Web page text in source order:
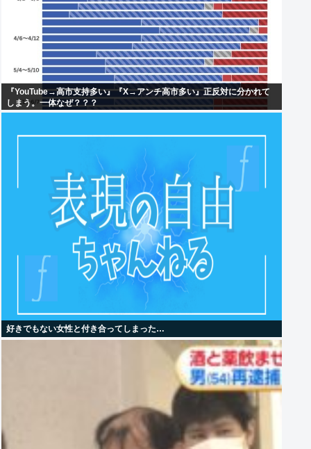
『YouTube→高市支持多い』『X→アンチ高市多い』正反対に分かれて
しまう。一体なぜ？？？
好きでもない女性と付き合ってしまった…